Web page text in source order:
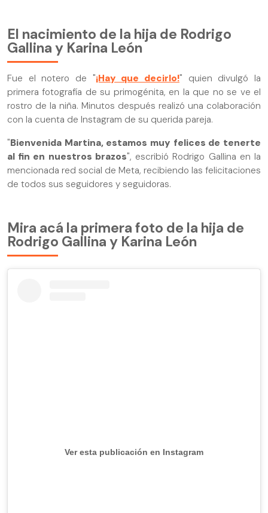
El nacimiento de la hija de Rodrigo
Gallina y Karina León
Fue el notero de "¡Hay que decirlo!" quien divulgó la
primera fotografía de su primogénita, en la que no se ve el
rostro de la niña. Minutos después realizó una colaboración
con la cuenta de Instagram de su querida pareja.
"Bienvenida Martina, estamos muy felices de tenerte
al fin en nuestros brazos", escribió Rodrigo Gallina en la
mencionada red social de Meta, recibiendo las felicitaciones
de todos sus seguidores y seguidoras.
Mira acá la primera foto de la hija de
Rodrigo Gallina y Karina León
Ver esta publicación en Instagram